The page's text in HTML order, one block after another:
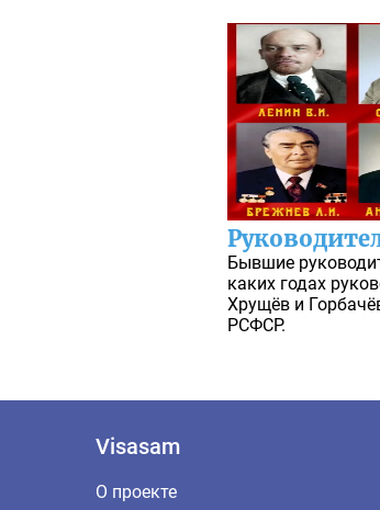
Бывшие
каких годах
Хрущёв и
РСФСР.
Visasam
О проекте